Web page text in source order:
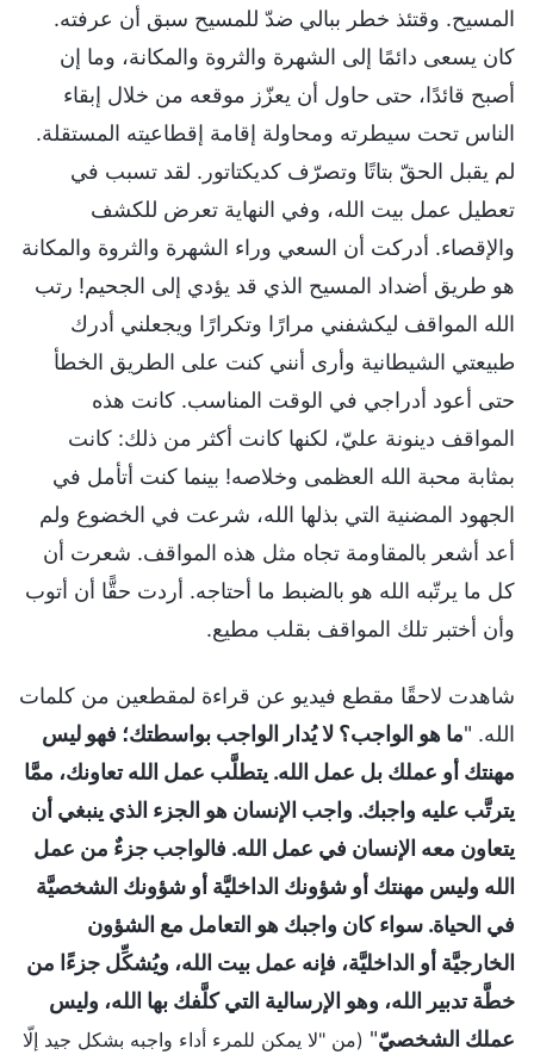
المسيح. وقتئذ خطر ببالي ضدّ للمسيح سبق أن عرفته.
كان يسعى دائمًا إلى الشهرة والثروة والمكانة، وما إن
أصبح قائدًا، حتى حاول أن يعزّز موقعه من خلال إبقاء
الناس تحت سيطرته ومحاولة إقامة إقطاعيته المستقلة.
لم يقبل الحقّ بتاتًا وتصرّف كديكتاتور. لقد تسبب في
تعطيل عمل بيت الله، وفي النهاية تعرض للكشف
والإقصاء. أدركت أن السعي وراء الشهرة والثروة والمكانة
هو طريق أضداد المسيح الذي قد يؤدي إلى الجحيم! رتب
الله المواقف ليكشفني مرارًا وتكرارًا ويجعلني أدرك
طبيعتي الشيطانية وأرى أنني كنت على الطريق الخطأ
حتى أعود أدراجي في الوقت المناسب. كانت هذه
المواقف دينونة عليّ، لكنها كانت أكثر من ذلك: كانت
بمثابة محبة الله العظمى وخلاصه! بينما كنت أتأمل في
الجهود المضنية التي بذلها الله، شرعت في الخضوع ولم
أعد أشعر بالمقاومة تجاه مثل هذه المواقف. شعرت أن
كل ما يرتّبه الله هو بالضبط ما أحتاجه. أردت حقًّا أن أتوب
وأن أختبر تلك المواقف بقلب مطيع.
شاهدت لاحقًا مقطع فيديو عن قراءة لمقطعين من كلمات
الله. "ما هو الواجب؟ لا يُدار الواجب بواسطتك؛ فهو ليس
مهنتك أو عملك بل عمل الله. يتطلَّب عمل الله تعاونك، ممَّا
يترتَّب عليه واجبك. واجب الإنسان هو الجزء الذي ينبغي أن
يتعاون معه الإنسان في عمل الله. فالواجب جزءٌ من عمل
الله وليس مهنتك أو شؤونك الداخليَّة أو شؤونك الشخصيَّة
في الحياة. سواء كان واجبك هو التعامل مع الشؤون
الخارجيَّة أو الداخليَّة، فإنه عمل بيت الله، ويُشكِّل جزءًا من
خطَّة تدبير الله، وهو الإرسالية التي كلَّفك بها الله، وليس
عملك الشخصيّ" (من "لا يمكن للمرء أداء واجبه بشكل جيد إلّا